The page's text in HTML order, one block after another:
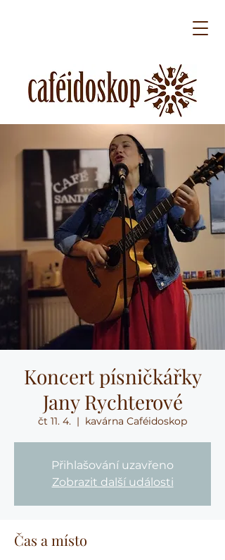
Koncert písničkářky
Jany Rychterové
čt 11. 4.
  |
kavárna Caféidoskop
Přihlašování uzavřeno
Zobrazit další události
Čas a místo